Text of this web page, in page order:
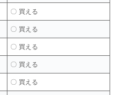
〇 買える
〇 買える
〇 買える
〇 買える
〇 買える